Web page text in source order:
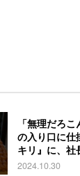
「無理だろ
の入り口に仕
キリ』に、
2024.10.30